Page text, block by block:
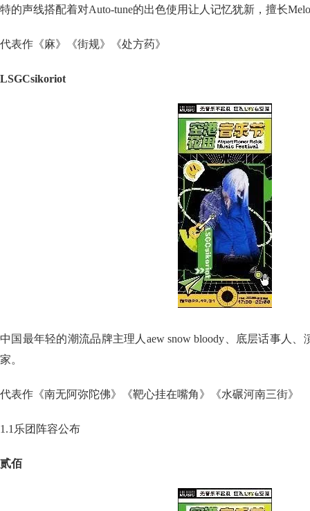
特的声线搭配着对Auto-tune的出色使用让人记忆犹新，擅长
代表作《麻》《街规》《处方药》
LSGCsikoriot
中国最年轻的潮流品牌主理人aew snow bloody、底层话事人
家。
代表作《南无阿弥陀佛》《靶心挂在嘴角》《水碾河南三街》
1.1乐团阵容公布
贰佰